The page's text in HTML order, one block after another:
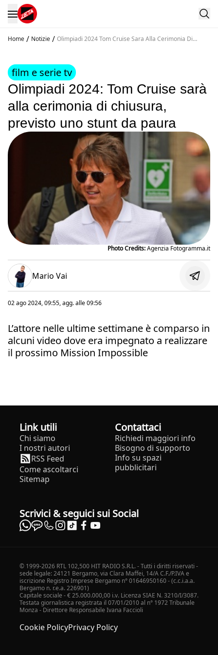
Home / Notizie / Olimpiadi 2024 Tom Cruise Sara Alla Cerimonia Di
film e serie tv
Olimpiadi 2024: Tom Cruise sarà
alla cerimonia di chiusura,
previsto uno stunt da paura
Photo Credits:Agenzia Fotogramma.it
Mario Vai
02 ago 2024, 09:55, agg. alle09:56
L’attore nelle ultime settimane è comparso in
alcuni video dove era impegnato a realizzare
il prossimo Mission Impossible
Link utili
Chi siamo
I nostri autori
RSS Feed
Come ascoltarci
Sitemap
Contattaci
Richiedi maggiori info
Bisogno di supporto
Info su spazi
pubblicitari
Scrivici & seguici sui Social
© 1999-2026 RTL 102,500 HIT RADIO S.R.L. - Tutti i diritti riservati -
sede legale: 24121 Bergamo, via Clara Maffei, 14/A C.F./P.IVA e
iscrizione Registro Imprese Bergamo n° 01646950160 - (c.c.i.a.a.
Bergamo n. r.e.a. 226901)
Capitale sociale - € 25.000.000,00 i.v. Licenza SIAE N. 3210/I/3087.
Testata giornalistica registrata il 07/01/2010 al n° 1972 Tribunale
Monza - Direttore Responsabile Ivana Faccioli
Cookie PolicyPrivacy Policy